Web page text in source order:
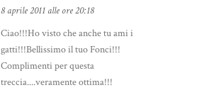
8 aprile 2011 alle ore 20:18
Ciao!!!Ho visto che anche tu ami i
gatti!!!Bellissimo il tuo Fonci!!!
Complimenti per questa
treccia....veramente ottima!!!